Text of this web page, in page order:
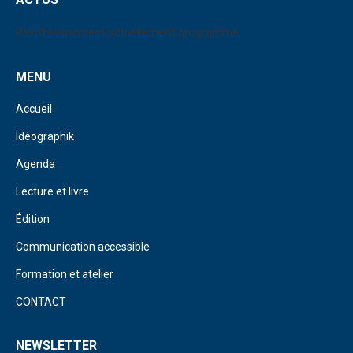
Pas d'événement actuellement programmé.
MENU
Accueil
Idéographik
Agenda
Lecture et livre
Édition
Communication accessible
Formation et atelier
CONTACT
NEWSLETTER